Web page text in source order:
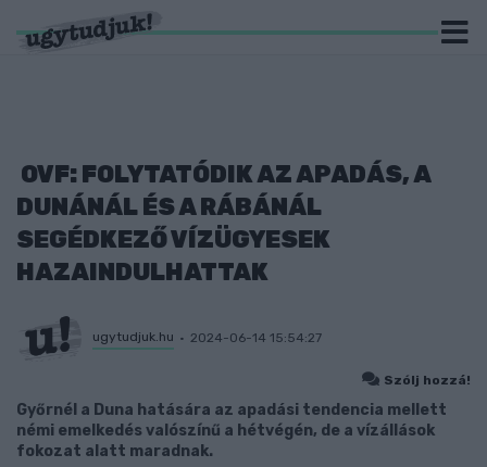
OVF: FOLYTATÓDIK AZ APADÁS, A
DUNÁNÁL ÉS A RÁBÁNÁL
SEGÉDKEZŐ VÍZÜGYESEK
HAZAINDULHATTAK
ugytudjuk.hu 2024-06-14 15:54:27
Szólj hozzá!
Győrnél a Duna hatására az apadási tendencia mellett
némi emelkedés valószínű a hétvégén, de a vízállások
fokozat alatt maradnak.